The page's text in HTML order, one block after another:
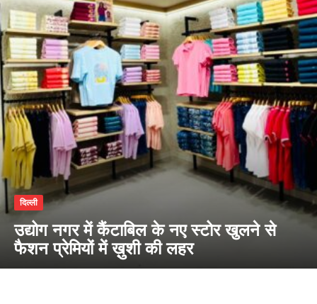
दिल्ली
उद्योग नगर में कैंटाबिल के नए स्टोर खुलने से
फैशन प्रेमियों में ख़ुशी की लहर